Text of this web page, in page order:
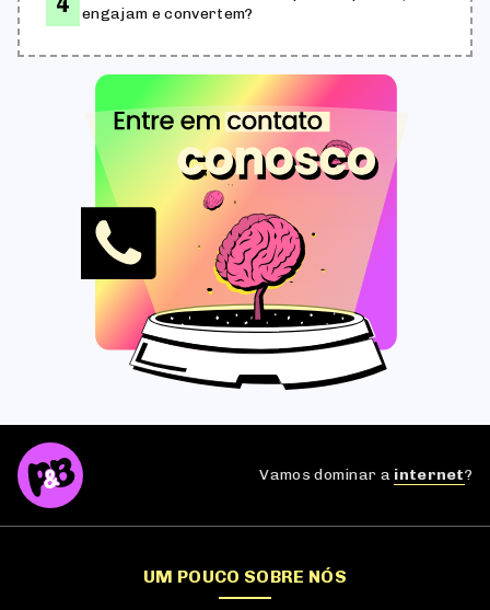
engajam e convertem?
Vamos dominar a internet?
UM POUCO SOBRE NÓS